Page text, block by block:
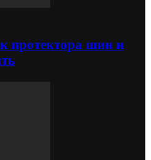
протектора шин и